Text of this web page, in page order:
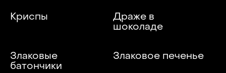
Криспы
Драже в
шоколаде
Злаковые
батончики
Злаковое печенье